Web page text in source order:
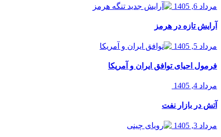
مرداد 6, 1405
آرایش تازه در هرمز
مرداد 5, 1405
فرمول احیای توافق ایران و آمریکا
مرداد 4, 1405
آتش در بازار نفت
مرداد 3, 1405